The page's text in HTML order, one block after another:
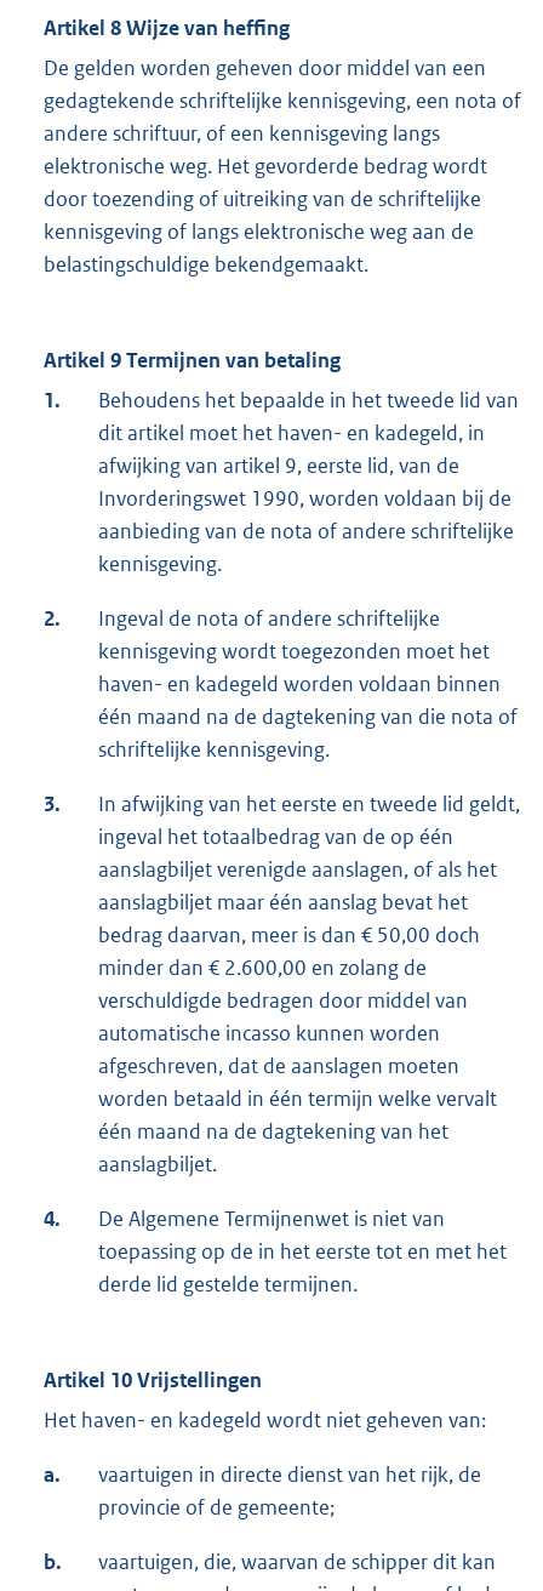
Artikel 8 Wijze van heffing
De gelden worden geheven door middel van een
gedagtekende schriftelijke kennisgeving, een nota of
andere schriftuur, of een kennisgeving langs
elektronische weg. Het gevorderde bedrag wordt
door toezending of uitreiking van de schriftelijke
kennisgeving of langs elektronische weg aan de
belastingschuldige bekendgemaakt.
Artikel 9 Termijnen van betaling
1.
Behoudens het bepaalde in het tweede lid van
dit artikel moet het haven- en kadegeld, in
afwijking van artikel 9, eerste lid, van de
Invorderingswet 1990, worden voldaan bij de
aanbieding van de nota of andere schriftelijke
kennisgeving.
2.
Ingeval de nota of andere schriftelijke
kennisgeving wordt toegezonden moet het
haven- en kadegeld worden voldaan binnen
één maand na de dagtekening van die nota of
schriftelijke kennisgeving.
3.
In afwijking van het eerste en tweede lid geldt,
ingeval het totaalbedrag van de op één
aanslagbiljet verenigde aanslagen, of als het
aanslagbiljet maar één aanslag bevat het
bedrag daarvan, meer is dan € 50,00 doch
minder dan € 2.600,00 en zolang de
verschuldigde bedragen door middel van
automatische incasso kunnen worden
afgeschreven, dat de aanslagen moeten
worden betaald in één termijn welke vervalt
één maand na de dagtekening van het
aanslagbiljet.
4.
De Algemene Termijnenwet is niet van
toepassing op de in het eerste tot en met het
derde lid gestelde termijnen.
Artikel 10 Vrijstellingen
Het haven- en kadegeld wordt niet geheven van:
a.
vaartuigen in directe dienst van het rijk, de
provincie of de gemeente;
b.
vaartuigen, die, waarvan de schipper dit kan